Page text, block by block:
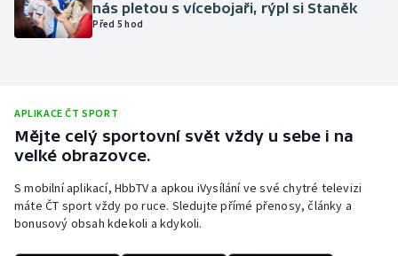
Motorsport
Parasport
Plavání
Plážový volejbal
nás pletou s vícebojaři, rýpl si Staněk
Před 5 hod
APLIKACE ČT SPORT
Mějte celý sportovní svět vždy u sebe i na
velké obrazovce.
S mobilní aplikací, HbbTV a apkou iVysílání ve své chytré televizi
máte ČT sport vždy po ruce. Sledujte přímé přenosy, články a
bonusový obsah kdekoli a kdykoli.